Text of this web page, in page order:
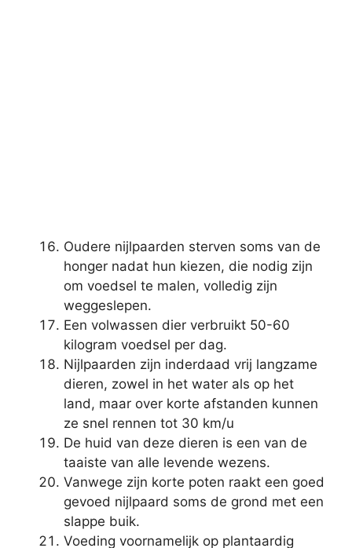
Oudere nijlpaarden sterven soms van de
honger nadat hun kiezen, die nodig zijn
om voedsel te malen, volledig zijn
weggeslepen.
Een volwassen dier verbruikt 50-60
kilogram voedsel per dag.
Nijlpaarden zijn inderdaad vrij langzame
dieren, zowel in het water als op het
land, maar over korte afstanden kunnen
ze snel rennen tot 30 km/u
De huid van deze dieren is een van de
taaiste van alle levende wezens.
Vanwege zijn korte poten raakt een goed
gevoed nijlpaard soms de grond met een
slappe buik.
Voeding voornamelijk op plantaardig